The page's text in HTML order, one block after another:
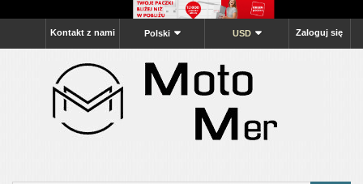
Zaloguj się
USD
Polski
Kontakt z nami